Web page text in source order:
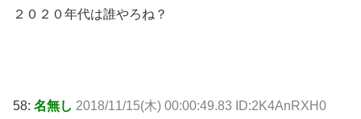
２０２０年代は誰やろね？
58: 名無し 2018/11/15(木) 00:00:49.83 ID:2K4AnRXH0